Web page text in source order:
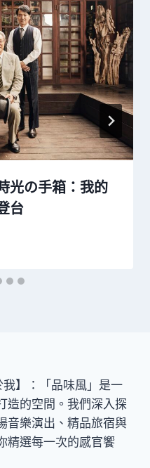
光の手箱：我的
台
】：「品味風」是一
造的空間。我們深入探
音樂演出、精品旅宿與
精選每一次的感官饗